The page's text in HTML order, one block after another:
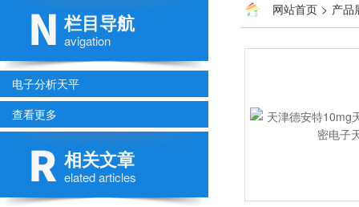
栏目导航
avigation
电子分析天平
查看更多
相关文章
elated articles
网站首页 > 产品